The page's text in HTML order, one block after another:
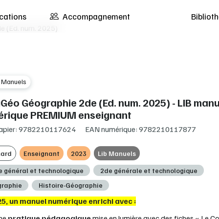
Accompagnement
(Ed. num. 2025)
Géographie 2de (Ed. num. 2025) - LIB
PREMIUM enseignant
9782210117624 EAN numérique: 9782210117877
Enseignant 2023 Lib Manuels
général et technologique
2de générale et technologique
Histoire-Géographie
un manuel numérique enrichi avec :